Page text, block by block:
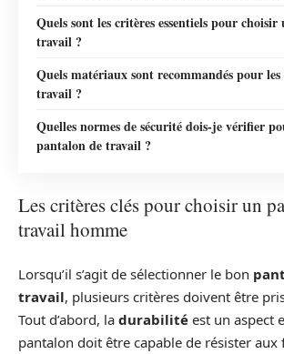
Quels sont les critères essentiels pour
travail ?
Quels matériaux sont recommandés pour
travail ?
Quelles normes de sécurité dois-je vérifier
pantalon de travail ?
Les critères clés pour choisir un
travail homme
Lorsqu’il s’agit de sélectionner le bon
travail, plusieurs critères doivent être
Tout d’abord, la durabilité est un aspect
pantalon doit être capable de résister